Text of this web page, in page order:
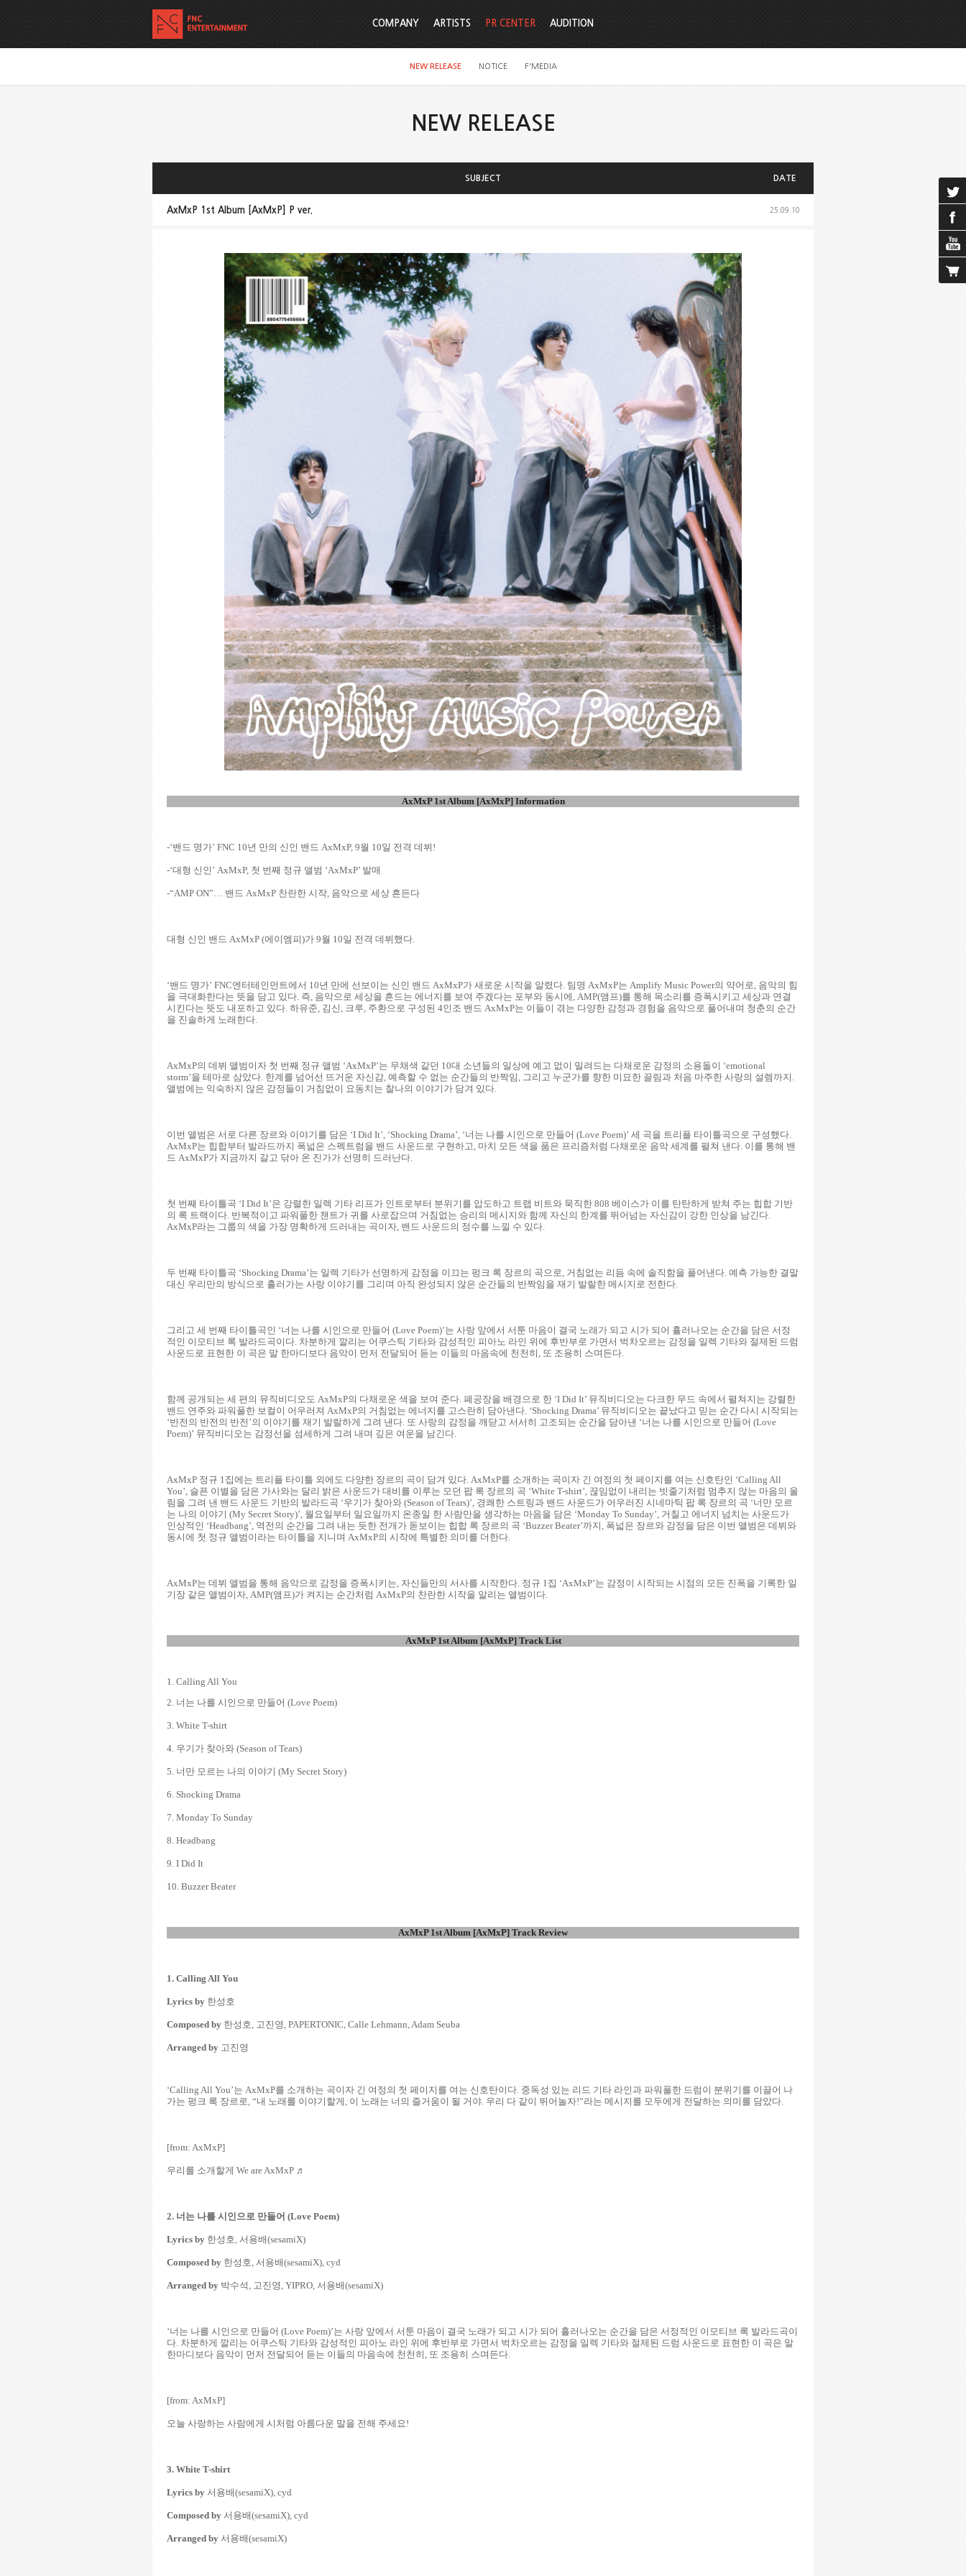
COMPANY ARTISTS PR CENTER
NEW RELEASE NOTICE F'MEDIA
AUDITION
NEW RELEASE
SUBJECT DATE
AxMxP 1st Album [AxMxP] P ver. 25.09.10
AxMxP 1st Album [AxMxP] Information
-‘밴드 명가’ FNC 10년 만의 신인 밴드 AxMxP, 9월 10일 전격 데뷔!
-‘대형 신인’ AxMxP, 첫 번째 정규 앨범 ‘AxMxP’ 발매
-“AMP ON”… 밴드 AxMxP 찬란한 시작, 음악으로 세상 흔든다
대형 신인 밴드 AxMxP (에이엠피)가 9월 10일 전격 데뷔했다.
‘밴드 명가’ FNC엔터테인먼트에서 10년 만에 선보이는 신인 밴드 AxMxP가 새로운 시작을 알렸다. 팀명 AxMxP는 Amplify Music Power의 약어로, 음악의 힘
을 극대화한다는 뜻을 담고 있다. 즉, 음악으로 세상을 흔드는 에너지를 보여 주겠다는 포부와 동시에, AMP(앰프)를 통해 목소리를 증폭시키고 세상과 연결
시킨다는 뜻도 내포하고 있다. 하유준, 김신, 크루, 주환으로 구성된 4인조 밴드 AxMxP는 이들이 겪는 다양한 감정과 경험을 음악으로 풀어내며 청춘의 순간
을 진솔하게 노래한다.
AxMxP의 데뷔 앨범이자 첫 번째 정규 앨범 ‘AxMxP’는 무채색 같던 10대 소년들의 일상에 예고 없이 밀려드는 다채로운 감정의 소용돌이 ‘emotional
storm’을 테마로 삼았다. 한계를 넘어선 뜨거운 자신감, 예측할 수 없는 순간들의 반짝임, 그리고 누군가를 향한 미묘한 끌림과 처음 마주한 사랑의 설렘까지.
앨범에는 익숙하지 않은 감정들이 거침없이 요동치는 찰나의 이야기가 담겨 있다.
이번 앨범은 서로 다른 장르와 이야기를 담은 ‘I Did It’, ‘Shocking Drama’, ‘너는 나를 시인으로 만들어 (Love Poem)’ 세 곡을 트리플 타이틀곡으로 구성했다.
AxMxP는 힙합부터 발라드까지 폭넓은 스펙트럼을 밴드 사운드로 구현하고, 마치 모든 색을 품은 프리즘처럼 다채로운 음악 세계를 펼쳐 낸다. 이를 통해 밴
드 AxMxP가 지금까지 갈고 닦아 온 진가가 선명히 드러난다.
첫 번째 타이틀곡 ‘I Did It’은 강렬한 일렉 기타 리프가 인트로부터 분위기를 압도하고 트랩 비트와 묵직한 808 베이스가 이를 탄탄하게 받쳐 주는 힙합 기반
의 록 트랙이다. 반복적이고 파워풀한 챈트가 귀를 사로잡으며 거침없는 승리의 메시지와 함께 자신의 한계를 뛰어넘는 자신감이 강한 인상을 남긴다.
AxMxP라는 그룹의 색을 가장 명확하게 드러내는 곡이자, 밴드 사운드의 정수를 느낄 수 있다.
두 번째 타이틀곡 ‘Shocking Drama’는 일렉 기타가 선명하게 감정을 이끄는 펑크 록 장르의 곡으로, 거침없는 리듬 속에 솔직함을 풀어낸다. 예측 가능한 결말
대신 우리만의 방식으로 흘러가는 사랑 이야기를 그리며 아직 완성되지 않은 순간들의 반짝임을 재기 발랄한 메시지로 전한다.
그리고 세 번째 타이틀곡인 ‘너는 나를 시인으로 만들어 (Love Poem)’는 사랑 앞에서 서툰 마음이 결국 노래가 되고 시가 되어 흘러나오는 순간을 담은 서정
적인 이모티브 록 발라드곡이다. 차분하게 깔리는 어쿠스틱 기타와 감성적인 피아노 라인 위에 후반부로 가면서 벅차오르는 감정을 일렉 기타와 절제된 드럼
사운드로 표현한 이 곡은 말 한마디보다 음악이 먼저 전달되어 듣는 이들의 마음속에 천천히, 또 조용히 스며든다.
함께 공개되는 세 편의 뮤직비디오도 AxMxP의 다채로운 색을 보여 준다. 폐공장을 배경으로 한 ‘I Did It’ 뮤직비디오는 다크한 무드 속에서 펼쳐지는 강렬한
밴드 연주와 파워풀한 보컬이 어우러져 AxMxP의 거침없는 에너지를 고스란히 담아낸다. ‘Shocking Drama’ 뮤직비디오는 끝났다고 믿는 순간 다시 시작되는
‘반전의 반전의 반전’의 이야기를 재기 발랄하게 그려 낸다. 또 사랑의 감정을 깨닫고 서서히 고조되는 순간을 담아낸 ‘너는 나를 시인으로 만들어 (Love
Poem)’ 뮤직비디오는 감정선을 섬세하게 그려 내며 깊은 여운을 남긴다.
AxMxP 정규 1집에는 트리플 타이틀 외에도 다양한 장르의 곡이 담겨 있다. AxMxP를 소개하는 곡이자 긴 여정의 첫 페이지를 여는 신호탄인 ‘Calling All
You’, 슬픈 이별을 담은 가사와는 달리 밝은 사운드가 대비를 이루는 모던 팝 록 장르의 곡 ‘White T-shirt’, 끊임없이 내리는 빗줄기처럼 멈추지 않는 마음의 울
림을 그려 낸 밴드 사운드 기반의 발라드곡 ‘우기가 찾아와 (Season of Tears)’, 경쾌한 스트링과 밴드 사운드가 어우러진 시네마틱 팝 록 장르의 곡 ‘너만 모르
는 나의 이야기 (My Secret Story)’, 월요일부터 일요일까지 온종일 한 사람만을 생각하는 마음을 담은 ‘Monday To Sunday’, 거칠고 에너지 넘치는 사운드가
인상적인 ‘Headbang’, 역전의 순간을 그려 내는 듯한 전개가 돋보이는 힙합 록 장르의 곡 ‘Buzzer Beater’까지, 폭넓은 장르와 감정을 담은 이번 앨범은 데뷔와
동시에 첫 정규 앨범이라는 타이틀을 지니며 AxMxP의 시작에 특별한 의미를 더한다.
AxMxP는 데뷔 앨범을 통해 음악으로 감정을 증폭시키는, 자신들만의 서사를 시작한다. 정규 1집 ‘AxMxP’는 감정이 시작되는 시점의 모든 진폭을 기록한 일
기장 같은 앨범이자, AMP(앰프)가 켜지는 순간처럼 AxMxP의 찬란한 시작을 알리는 앨범이다.
AxMxP 1st Album [AxMxP] Track List
1. Calling All You
2. 너는 나를 시인으로 만들어 (Love Poem)
3. White T-shirt
4. 우기가 찾아와 (Season of Tears)
5. 너만 모르는 나의 이야기 (My Secret Story)
6. Shocking Drama
7. Monday To Sunday
8. Headbang
9. I Did It
10. Buzzer Beater
AxMxP 1st Album [AxMxP] Track Review
1. Calling All You
Lyrics by 한성호
Composed by 한성호, 고진영, PAPERTONIC, Calle Lehmann, Adam Seuba
Arranged by 고진영
‘Calling All You’는 AxMxP를 소개하는 곡이자 긴 여정의 첫 페이지를 여는 신호탄이다. 중독성 있는 리드 기타 라인과 파워풀한 드럼이 분위기를 이끌어 나
가는 펑크 록 장르로, “내 노래를 이야기할게, 이 노래는 너의 즐거움이 될 거야. 우리 다 같이 뛰어놀자!”라는 메시지를 모두에게 전달하는 의미를 담았다.
[from: AxMxP]
우리를 소개할게 We are AxMxP ♬
2. 너는 나를 시인으로 만들어 (Love Poem)
Lyrics by 한성호, 서용배(sesamiX)
Composed by 한성호, 서용배(sesamiX), cyd
Arranged by 박수석, 고진영, YIPRO, 서용배(sesamiX)
‘너는 나를 시인으로 만들어 (Love Poem)’는 사랑 앞에서 서툰 마음이 결국 노래가 되고 시가 되어 흘러나오는 순간을 담은 서정적인 이모티브 록 발라드곡이
다. 차분하게 깔리는 어쿠스틱 기타와 감성적인 피아노 라인 위에 후반부로 가면서 벅차오르는 감정을 일렉 기타와 절제된 드럼 사운드로 표현한 이 곡은 말
한마디보다 음악이 먼저 전달되어 듣는 이들의 마음속에 천천히, 또 조용히 스며든다.
[from: AxMxP]
오늘 사랑하는 사람에게 시처럼 아름다운 말을 전해 주세요!
3. White T-shirt
Lyrics by 서용배(sesamiX), cyd
Composed by 서용배(sesamiX), cyd
Arranged by 서용배(sesamiX)